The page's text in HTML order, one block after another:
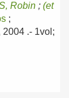
Robin ; (et
;
2004 .- 1vol;